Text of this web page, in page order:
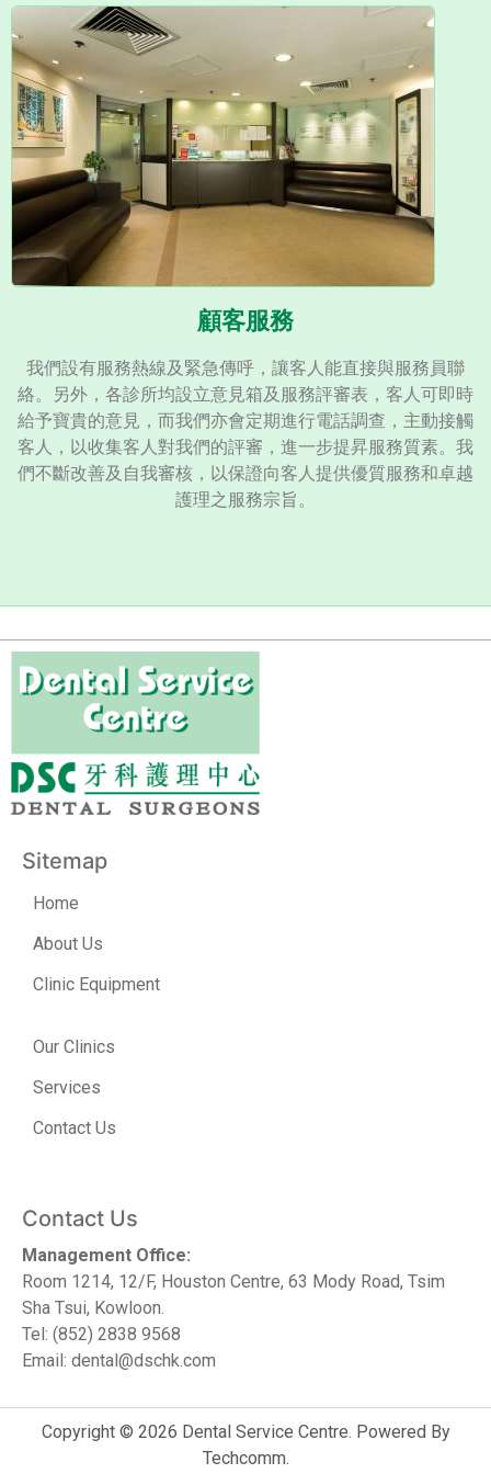
顧客服務
我們設有服務熱線及緊急傳呼，讓客人能直接與服務員聯
絡。另外，各診所均設立意見箱及服務評審表，客人可即時
給予寶貴的意見，而我們亦會定期進行電話調查，主動接觸
客人，以收集客人對我們的評審，進一步提昇服務質素。我
們不斷改善及自我審核，以保證向客人提供優質服務和卓越
護理之服務宗旨。
Sitemap
Home
About Us
Clinic Equipment
Our Clinics
Services
Contact Us
Contact Us
Management Office:
Room 1214, 12/F, Houston Centre, 63 Mody Road, Tsim
Sha Tsui, Kowloon.
Tel: (852) 2838 9568
Email: dental@dschk.com
Copyright © 2026 Dental Service Centre. Powered By
Techcomm.